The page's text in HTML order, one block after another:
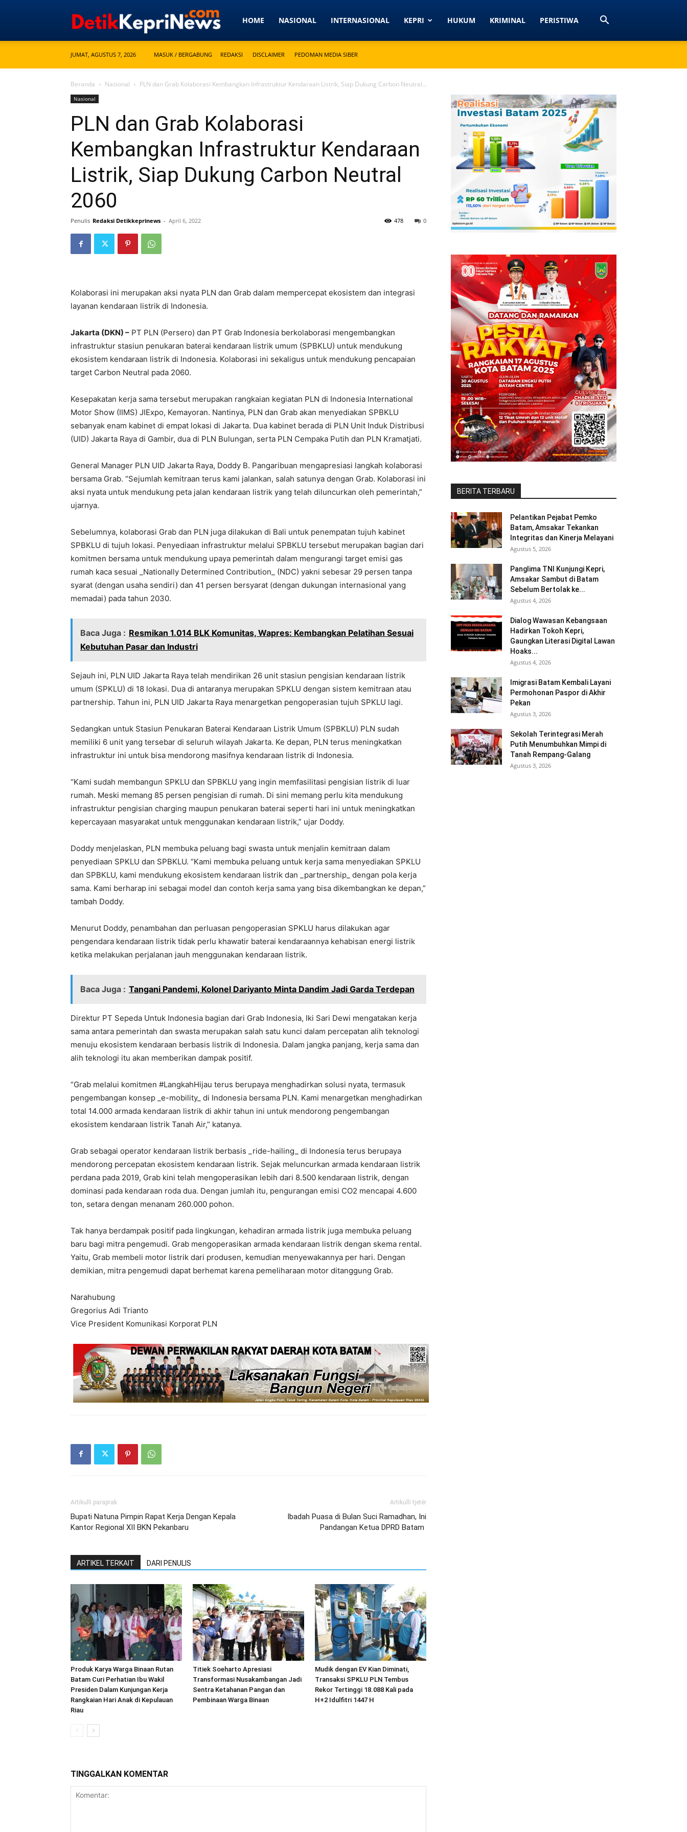
Detikkeprinews.com
HOME NASIONAL INTERNASIONAL KEPRI HUKUM KRIMINAL PERISTIWA
JUMAT, AGUSTUS 7, 2026 MASUK / BERGABUNG REDAKSI DISCLAIMER PEDOMAN MEDIA SIBER
Beranda Nasional PLN dan Grab Kolaborasi Kembangkan Infrastruktur Kendaraan Listrik, Siap Dukung Carbon Neutral...
Nasional
PLN dan Grab Kolaborasi
Kembangkan Infrastruktur Kendaraan
Listrik, Siap Dukung Carbon Neutral
2060
Penulis Redaksi Detikkeprinews - April 6, 2022 0
478
Kolaborasi ini merupakan aksi nyata PLN dan Grab dalam mempercepat ekosistem dan integrasi
layanan kendaraan listrik di Indonesia.
Jakarta (DKN) – PT PLN (Persero) dan PT Grab Indonesia berkolaborasi mengembangkan
infrastruktur stasiun penukaran baterai kendaraan listrik umum (SPBKLU) untuk mendukung
ekosistem kendaraan listrik di Indonesia. Kolaborasi ini sekaligus untuk mendukung pencapaian
target Carbon Neutral pada 2060.
Kesepakatan kerja sama tersebut merupakan rangkaian kegiatan PLN di Indonesia International
Motor Show (IIMS) JIExpo, Kemayoran. Nantinya, PLN dan Grab akan menyediakan SPBKLU
sebanyak enam kabinet di empat lokasi di Jakarta. Dua kabinet berada di PLN Unit Induk Distribusi
(UID) Jakarta Raya di Gambir, dua di PLN Bulungan, serta PLN Cempaka Putih dan PLN Kramatjati.
General Manager PLN UID Jakarta Raya, Doddy B. Pangaribuan mengapresiasi langkah kolaborasi
bersama Grab. “Sejumlah kemitraan terus kami jalankan, salah satunya dengan Grab. Kolaborasi ini
aksi nyata untuk mendukung peta jalan kendaraan listrik yang telah diluncurkan oleh pemerintah,”
ujarnya.
Sebelumnya, kolaborasi Grab dan PLN juga dilakukan di Bali untuk penempatan tujuh kabinet
SPBKLU di tujuh lokasi. Penyediaan infrastruktur melalui SPBKLU tersebut merupakan bagian dari
komitmen bersama untuk mendukung upaya pemerintah dalam mengurangi target emisi gas
rumah kaca sesuai _Nationally Determined Contribution_ (NDC) yakni sebesar 29 persen tanpa
syarat (dengan usaha sendiri) dan 41 persen bersyarat (dengan dukungan internasional yang
memadai) pada tahun 2030.
Baca Juga : Resmikan 1.014 BLK Komunitas, Wapres: Kembangkan Pelatihan Sesuai
Kebutuhan Pasar dan Industri
Sejauh ini, PLN UID Jakarta Raya telah mendirikan 26 unit stasiun pengisian kendaraan listrik
umum (SPKLU) di 18 lokasi. Dua di antaranya merupakan SPKLU dengan sistem kemitraan atau
partnership. Tahun ini, PLN UID Jakarta Raya menargetkan pengoperasian tujuh SPKLU lagi.
Sedangkan untuk Stasiun Penukaran Baterai Kendaraan Listrik Umum (SPBKLU) PLN sudah
memiliki 6 unit yang tersebar di seluruh wilayah Jakarta. Ke depan, PLN terus meningkatkan
infrastruktur ini untuk bisa mendorong masifnya kendaraan listrik di Indonesia.
“Kami sudah membangun SPKLU dan SPBKLU yang ingin memfasilitasi pengisian listrik di luar
rumah. Meski memang 85 persen pengisian di rumah. Di sini memang perlu kita mendukung
infrastruktur pengisian charging maupun penukaran baterai seperti hari ini untuk meningkatkan
kepercayaan masyarakat untuk menggunakan kendaraan listrik,” ujar Doddy.
Doddy menjelaskan, PLN membuka peluang bagi swasta untuk menjalin kemitraan dalam
penyediaan SPKLU dan SPBKLU. “Kami membuka peluang untuk kerja sama menyediakan SPKLU
dan SPBKLU, kami mendukung ekosistem kendaraan listrik dan _partnership_ dengan pola kerja
sama. Kami berharap ini sebagai model dan contoh kerja sama yang bisa dikembangkan ke depan,”
tambah Doddy.
Menurut Doddy, penambahan dan perluasan pengoperasian SPKLU harus dilakukan agar
pengendara kendaraan listrik tidak perlu khawatir baterai kendaraannya kehabisan energi listrik
ketika melakukan perjalanan jauh menggunakan kendaraan listrik.
Baca Juga : Tangani Pandemi, Kolonel Dariyanto Minta Dandim Jadi Garda Terdepan
Direktur PT Sepeda Untuk Indonesia bagian dari Grab Indonesia, Iki Sari Dewi mengatakan kerja
sama antara pemerintah dan swasta merupakan salah satu kunci dalam percepatan alih teknologi
menuju ekosistem kendaraan berbasis listrik di Indonesia. Dalam jangka panjang, kerja sama dan
alih teknologi itu akan memberikan dampak positif.
“Grab melalui komitmen #LangkahHijau terus berupaya menghadirkan solusi nyata, termasuk
pengembangan konsep _e-mobility_ di Indonesia bersama PLN. Kami menargetkan menghadirkan
total 14.000 armada kendaraan listrik di akhir tahun ini untuk mendorong pengembangan
ekosistem kendaraan listrik Tanah Air,” katanya.
Grab sebagai operator kendaraan listrik berbasis _ride-hailing_ di Indonesia terus berupaya
mendorong percepatan ekosistem kendaraan listrik. Sejak meluncurkan armada kendaraan listrik
perdana pada 2019, Grab kini telah mengoperasikan lebih dari 8.500 kendaraan listrik, dengan
dominasi pada kendaraan roda dua. Dengan jumlah itu, pengurangan emisi CO2 mencapai 4.600
ton, setara dengan menanam 260.000 pohon.
Tak hanya berdampak positif pada lingkungan, kehadiran armada listrik juga membuka peluang
baru bagi mitra pengemudi. Grab mengoperasikan armada kendaraan listrik dengan skema rental.
Yaitu, Grab membeli motor listrik dari produsen, kemudian menyewakannya per hari. Dengan
demikian, mitra pengemudi dapat berhemat karena pemeliharaan motor ditanggung Grab.
Narahubung
Gregorius Adi Trianto
Vice President Komunikasi Korporat PLN
Artikulli paraprak
Bupati Natuna Pimpin Rapat Kerja Dengan Kepala
Kantor Regional XII BKN Pekanbaru
Artikulli tjetër
Ibadah Puasa di Bulan Suci Ramadhan, Ini
Pandangan Ketua DPRD Batam
ARTIKEL TERKAIT DARI PENULIS
Produk Karya Warga Binaan Rutan
Batam Curi Perhatian Ibu Wakil
Presiden Dalam Kunjungan Kerja
Rangkaian Hari Anak di Kepulauan
Riau
Titiek Soeharto Apresiasi
Transformasi Nusakambangan Jadi
Sentra Ketahanan Pangan dan
Pembinaan Warga Binaan
Mudik dengan EV Kian Diminati,
Transaksi SPKLU PLN Tembus
Rekor Tertinggi 18.088 Kali pada
H+2 Idulfitri 1447 H
TINGGALKAN KOMENTAR
BERITA TERBARU
Pelantikan Pejabat Pemko
Batam, Amsakar Tekankan
Integritas dan Kinerja Melayani
Agustus 5, 2026
Panglima TNI Kunjungi Kepri,
Amsakar Sambut di Batam
Sebelum Bertolak ke...
Agustus 4, 2026
Dialog Wawasan Kebangsaan
Hadirkan Tokoh Kepri,
Gaungkan Literasi Digital Lawan
Hoaks...
Agustus 4, 2026
Imigrasi Batam Kembali Layani
Permohonan Paspor di Akhir
Pekan
Agustus 3, 2026
Sekolah Terintegrasi Merah
Putih Menumbuhkan Mimpi di
Tanah Rempang-Galang
Agustus 3, 2026